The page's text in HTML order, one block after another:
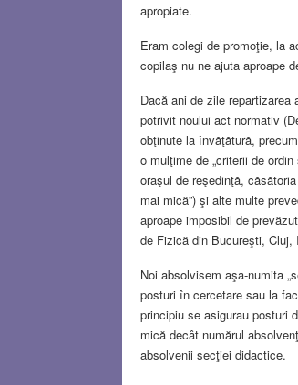
apropiate.
Eram colegi de promoţie, la
copilaş nu ne ajuta aproape
Dacă ani de zile
potrivit noului act normativ
obţinute la învăţătură,
o mulţime de „criterii de
oraşul de reşedinţă,
mai mică”) şi alte multe
aproape imposibil de
de Fizică din Bucureşti, Cluj,
Noi absolvisem aşa-numita
posturi în cercetare sau la
principiu se asigurau posturi
mică decât numărul
absolvenii secţiei didactice.